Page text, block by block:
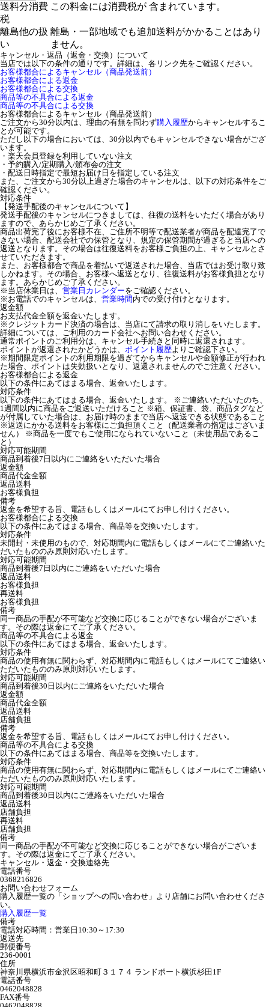
送料分消費
税
この料金には消費税が 含まれています。
離島他の扱
い
離島・一部地域でも追加送料がかかることはあり
ません。
キャンセル・返品（返金・交換）について
当店では以下の条件の通りです。詳細は、各リンク先をご確認ください。
お客様都合によるキャンセル（商品発送前）
お客様都合による返金
お客様都合による交換
商品等の不具合による返金
商品等の不具合による交換
お客様都合によるキャンセル（商品発送前）
ご注文から30分以内は、理由の有無を問わず購入履歴からキャンセルするこ
とが可能です。
ただし以下の場合においては、30分以内でもキャンセルできない場合がござ
います。
・楽天会員登録を利用していない注文
・予約購入/定期購入/頒布会の注文
・配送日時指定で最短お届け日を指定している注文
また、ご注文から30分以上過ぎた場合のキャンセルは、以下の対応条件をご
確認ください。
対応条件
【発送手配後のキャンセルについて】
発送手配後のキャンセルにつきましては、往復の送料をいただく場合があり
ますので、あらかじめご了承ください。
商品出荷完了後にお客様不在、ご住所不明等で配送業者が商品を配達完了で
きない場合、配送会社での保管となり、規定の保管期間が過ぎると当店への
返送となります。その場合は往復送料をお客様ご負担の上、キャンセルとさ
せていただきます。
また、お客様都合で商品を着払いで返送された場合、当店ではお受け取り致
しかねます。その場合、お客様へ返送となり、往復送料がお客様負担となり
ます。あらかじめご了承ください。
※当店休業日は、 営業日カレンダーをご確認ください。
※お電話でのキャンセルは、 営業時間内での受け付けとなります。
返金額
お支払代金全額を返金いたします。
※クレジットカード決済の場合は、当店にて請求の取り消しをいたします。
詳細については、ご利用のカード会社へお問い合わせください。
通常ポイントのご利用分は、キャンセル手続きと同時に返還されます。
ポイントが返還されたかどうかは、 ポイント履歴よりご確認下さい。
※期間限定ポイントの利用期限を過ぎてからキャンセルや金額修正が行われ
た場合、ポイントは失効扱いとなり、返還されませんのでご注意ください。
お客様都合による返金
以下の条件にあてはまる場合、返金いたします。
対応条件
以下の条件にあてはまる場合、返金いたします。 ※ご連絡いただいたのち、
1週間以内に商品をご返送いただけること ※箱、保証書、袋、商品タグなど
が付属していた場合は、お届け時のままで当店へ返送できる状態であること
※返送にかかる送料をお客様にご負担頂くこと（配送業者の指定はございま
せん） ※商品を一度でもご使用になられていないこと（未使用品であるこ
と）
対応可能期間
商品到着後7日以内にご連絡をいただいた場合
返金額
商品代金全額
返品送料
お客様負担
備考
返金を希望する旨、電話もしくはメールにてお申し付けください。
お客様都合による交換
以下の条件にあてはまる場合、商品等を交換いたします。
対応条件
未開封・未使用のもので、対応期間内に電話もしくはメールにてご連絡いた
だいたもののみ原則対応いたします。
対応可能期間
商品到着後7日以内にご連絡をいただいた場合
返品送料
お客様負担
再送料
お客様負担
備考
同一商品の手配が不可能など交換に応じることができない場合がございま
す。その際は返金にてご了承ください。
商品等の不具合による返金
以下の条件にあてはまる場合、返金いたします。
対応条件
商品の使用有無に関わらず、対応期間内に電話もしくはメールにてご連絡い
ただいたもののみ原則対応いたします。
対応可能期間
商品到着後30日以内にご連絡をいただいた場合
返金額
商品代金全額
返品送料
店舗負担
備考
返金を希望する旨、電話もしくはメールにてお申し付けください。
商品等の不具合による交換
以下の条件にあてはまる場合、商品等を交換いたします。
対応条件
商品の使用有無に関わらず、対応期間内に電話もしくはメールにてご連絡い
ただいたもののみ原則対応いたします。
対応可能期間
商品到着後30日以内にご連絡をいただいた場合
返品送料
店舗負担
再送料
店舗負担
備考
同一商品の手配が不可能など交換に応じることができない場合がございま
す。その際は返金にてご了承ください。
キャンセル・返金・交換連絡先
電話番号
0368216826
お問い合わせフォーム
購入履歴一覧の「ショップヘの問い合わせ」より店舗にお問い合わせくださ
い。
購入履歴一覧
備考
電話対応時間：営業日10:30～17:30
返送先
郵便番号
236-0001
住所
神奈川県横浜市金沢区昭和町３１７４ ランドポート横浜杉田1F
電話番号
0462048828
FAX番号